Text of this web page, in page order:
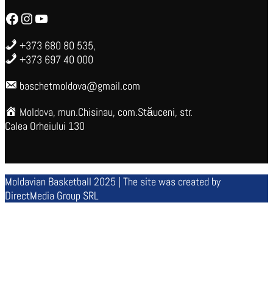
Facebook Instagram YouTube
+373 680 80 535,
+373 697 40 000
baschetmoldova@gmail.com
Moldova, mun.Chisinau, com.Stăuceni, str.
Calea Orheiului 130
Moldavian Basketball 2025 | The site was created by
DirectMedia Group SRL